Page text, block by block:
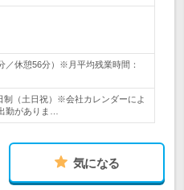
／休憩56分）※月平均残業時間：
（土日祝）※会社カレンダーによ
勤がありま…
気になる